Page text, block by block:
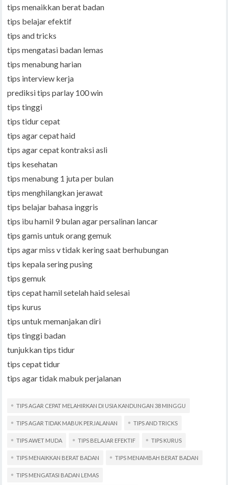
tips menaikkan berat badan
tips belajar efektif
tips and tricks
tips mengatasi badan lemas
tips menabung harian
tips interview kerja
prediksi tips parlay 100 win
tips tinggi
tips tidur cepat
tips agar cepat haid
tips agar cepat kontraksi asli
tips kesehatan
tips menabung 1 juta per bulan
tips menghilangkan jerawat
tips belajar bahasa inggris
tips ibu hamil 9 bulan agar persalinan lancar
tips gamis untuk orang gemuk
tips agar miss v tidak kering saat berhubungan
tips kepala sering pusing
tips gemuk
tips cepat hamil setelah haid selesai
tips kurus
tips untuk memanjakan diri
tips tinggi badan
tunjukkan tips tidur
tips cepat tidur
tips agar tidak mabuk perjalanan
TIPS AGAR CEPAT MELAHIRKAN DI USIA KANDUNGAN 38 MINGGU
TIPS AGAR TIDAK MABUK PERJALANAN TIPS AND TRICKS
TIPS AWET MUDA TIPS BELAJAR EFEKTIF TIPS KURUS
TIPS MENAIKKAN BERAT BADAN TIPS MENAMBAH BERAT BADAN
TIPS MENGATASI BADAN LEMAS